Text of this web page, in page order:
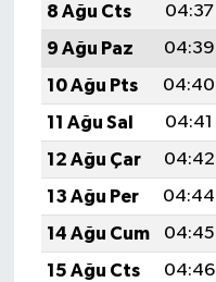
8 Ağu Cts
04:37
9 Ağu Paz
04:39
10 Ağu Pts
04:40
11 Ağu Sal
04:41
12 Ağu Çar
04:42
13 Ağu Per
04:44
14 Ağu Cum
04:45
15 Ağu Cts
04:46